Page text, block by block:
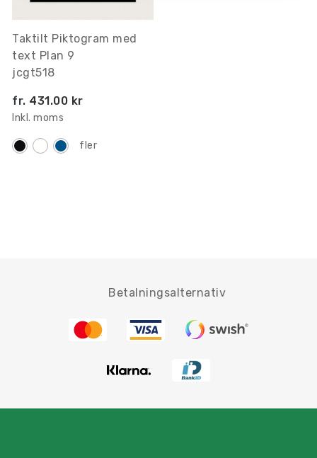
Taktilt Piktogram med
text Plan 9
jcgt518
fr. 431.00 kr
Inkl. moms
fler
Betalningsalternativ